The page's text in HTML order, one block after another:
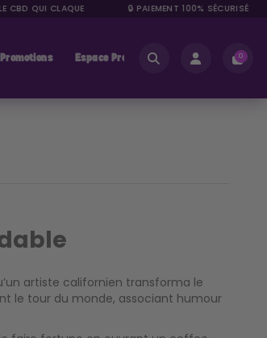
CBD QUI CLAQUE 🔒 PAIEMENT 100% SÉCURISÉ
Promotions Espace Pros 0
artiste californien transforma le
le tour du monde, associant humour